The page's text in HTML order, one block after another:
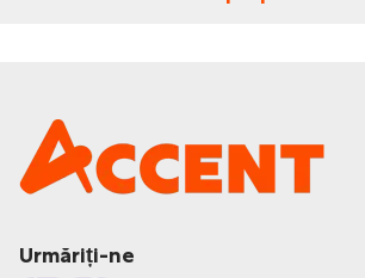
Urmăriți-ne